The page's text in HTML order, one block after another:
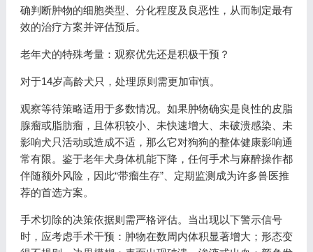
确判断肿物的细胞类型、分化程度及良恶性，从而制定最有
效的治疗方案并评估预后。
老年犬的特殊考量：观察优先还是积极干预？
对于14岁高龄犬只，处理原则需更加审慎。
观察等待策略适用于多数情况。如果肿物确实是良性的皮脂
腺瘤或脂肪瘤，且体积较小、未快速增大、未破溃感染、未
影响犬只活动或造成不适，那么它对狗狗的整体健康影响通
常有限。鉴于老年犬身体机能下降，任何手术与麻醉操作都
伴随额外风险，因此“带瘤生存”、定期监测成为许多兽医推
荐的首选方案。
手术切除的决策依据则需严格评估。当出现以下警示信号
时，应考虑手术干预：肿物在数周内体积显著增大；形态变